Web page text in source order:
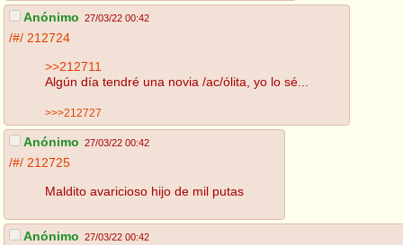
Anónimo 27/03/22 00:42
/#/ 212724
>>212711
Algún día tendré una novia /ac/ólita, yo lo sé...
>>>212727
Anónimo 27/03/22 00:42
/#/ 212725
Maldito avaricioso hijo de mil putas
Anónimo 27/03/22 00:42